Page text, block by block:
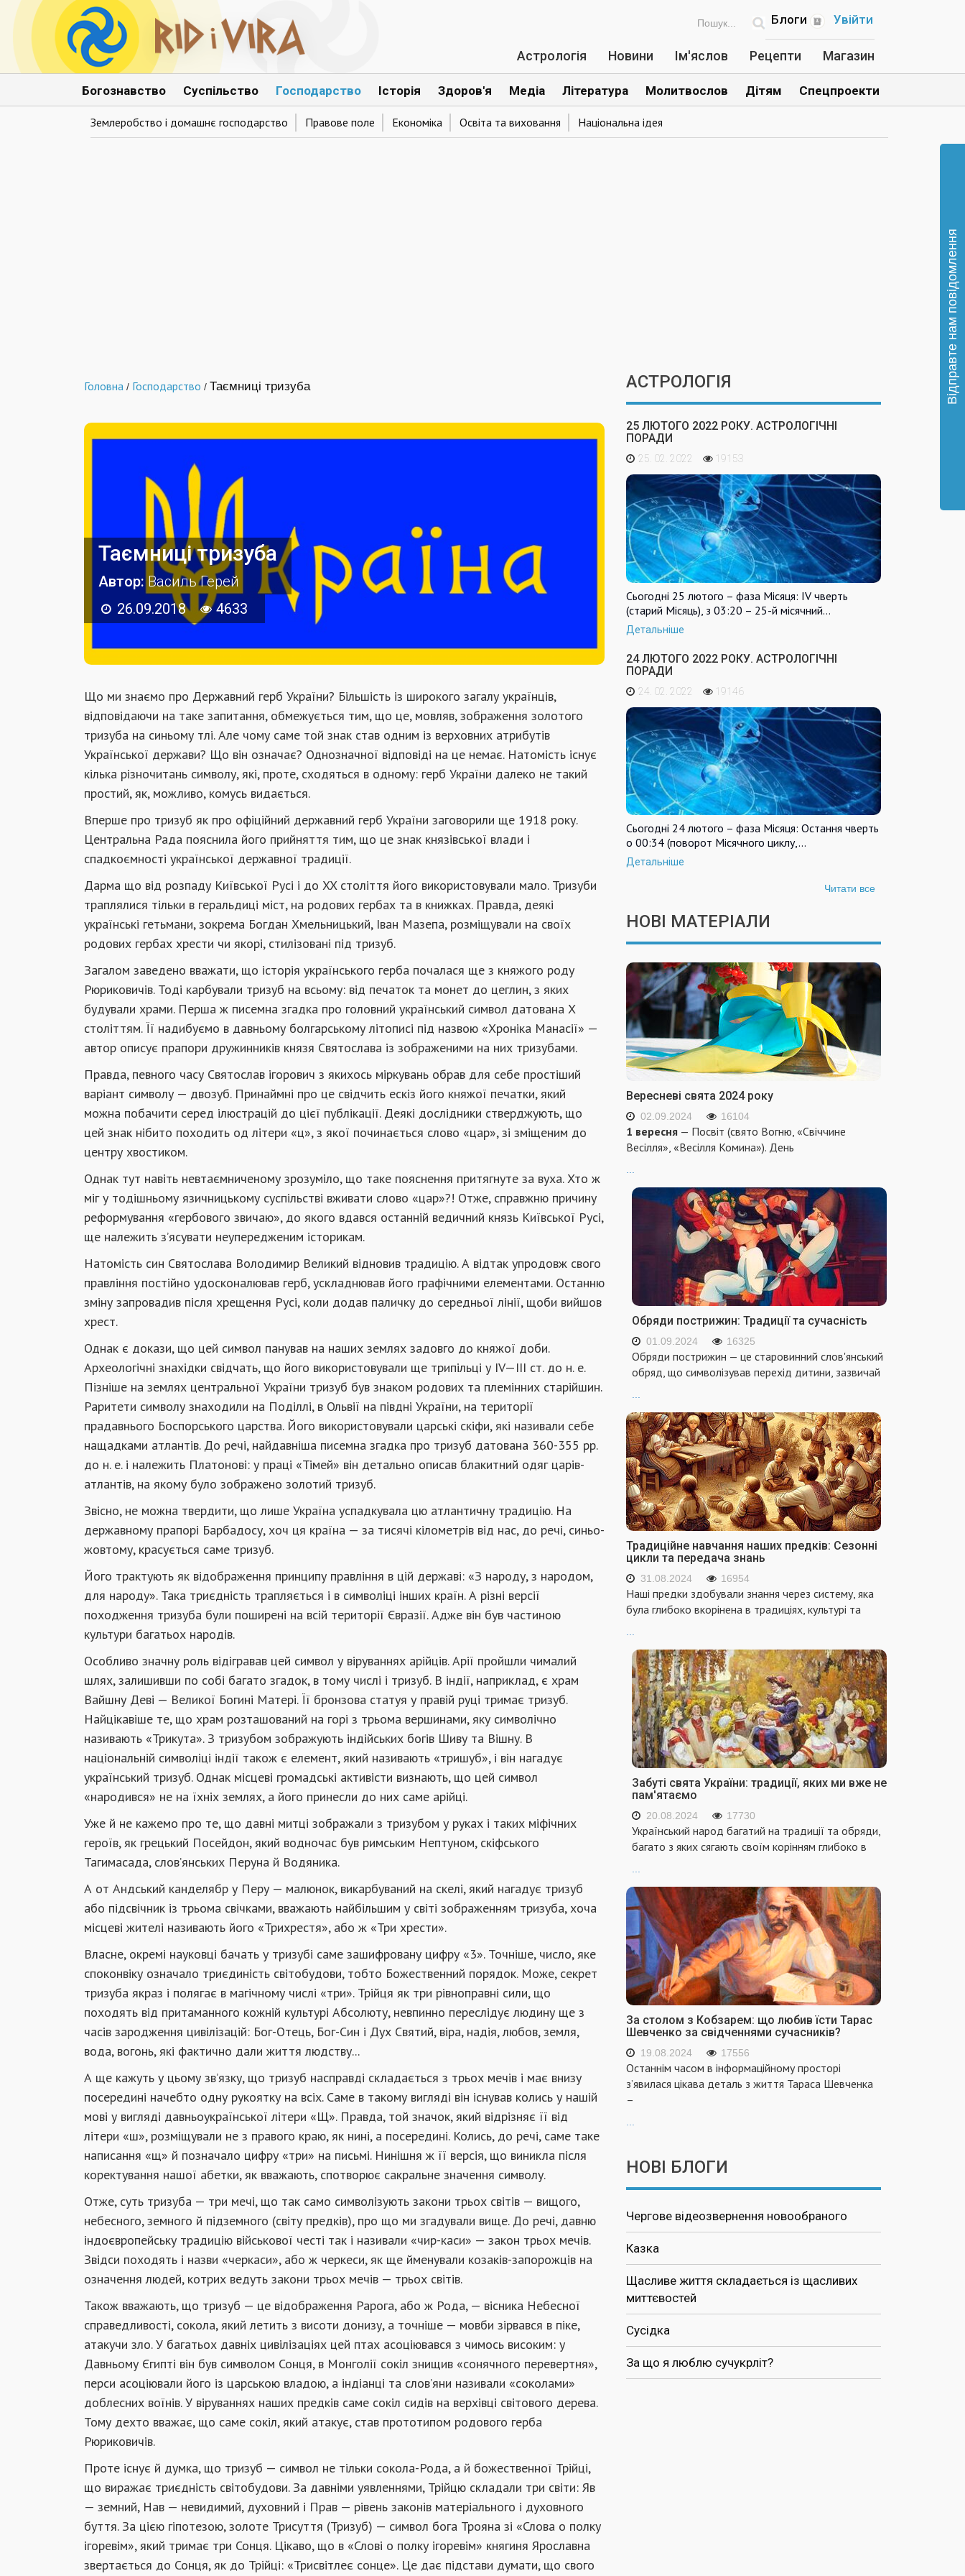
Увійти
Блоги
Астрологія Новини Ім'яслов Рецепти Магазин
Богознавство Суспільство Господарство
Землеробство і домашнє господарство Правове поле Економіка Освіта та виховання Національна ідея
Історія Здоров'я Медіа Література Молитвослов Дітям Спецпроекти
Головна / Господарство / Таємниці тризуба
Таємниці тризуба
Автор: Василь Герей
26.09.2018
4633
Що ми знаємо про Державний герб України? Більшість із широкого загалу українців,
відповідаючи на таке запитання, обмежується тим, що це, мовляв, зображення золотого
тризуба на синьому тлі. Але чому саме той знак став одним із верховних атрибутів
Української держави? Що він означає? Однозначної відповіді на це немає. Натомість існує
кілька різночитань символу, які, проте, сходяться в одному: герб України далеко не такий
простий, як, можливо, комусь видається.
Вперше про тризуб як про офіційний державний герб України заговорили ще 1918 року.
Центральна Рада пояснила його прийняття тим, що це знак князівської влади і
спадкоємності української державної традиції.
Дарма що від розпаду Київської Русі і до XX століття його використовували мало. Тризуби
траплялися тільки в геральдиці міст, на родових гербах та в книжках. Правда, деякі
українські гетьмани, зокрема Богдан Хмельницький, Іван Мазепа, розміщували на своїх
родових гербах хрести чи якорі, стилізовані під тризуб.
Загалом заведено вважати, що історія українського герба почалася ще з княжого роду
Рюриковичів. Тоді карбували тризуб на всьому: від печаток та монет до цеглин, з яких
будували храми. Перша ж писемна згадка про головний український символ датована X
століттям. Її надибуємо в давньому болгарському літописі під назвою «Хроніка Манасії» —
автор описує прапори дружинників князя Святослава із зображеними на них тризубами.
Правда, певного часу Святослав ігорович з якихось міркувань обрав для себе простіший
варіант символу — двозуб. Принаймні про це свідчить ескіз його княжої печатки, який
можна побачити серед ілюстрацій до цієї публікації. Деякі дослідники стверджують, що
цей знак нібито походить од літери «ц», з якої починається слово «цар», зі зміщеним до
центру хвостиком.
Однак тут навіть невтаємниченому зрозуміло, що таке пояснення притягнуте за вуха. Хто ж
міг у тодішньому язичницькому суспільстві вживати слово «цар»?! Отже, справжню причину
реформування «гербового звичаю», до якого вдався останній ведичний князь Київської Русі,
ще належить з’ясувати неупередженим історикам.
Натомість син Святослава Володимир Великий відновив традицію. А відтак упродовж свого
правління постійно удосконалював герб, ускладнював його графічними елементами. Останню
зміну запровадив після хрещення Русі, коли додав паличку до середньої лінії, щоби вийшов
хрест.
Однак є докази, що цей символ панував на наших землях задовго до княжої доби.
Археологічні знахідки свідчать, що його використовували ще трипільці у IV—III ст. до н. е.
Пізніше на землях центральної України тризуб був знаком родових та племінних старійшин.
Раритети символу знаходили на Поділлі, в Ольвії на півдні України, на території
прадавнього Боспорського царства. Його використовували царські скіфи, які називали себе
нащадками атлантів. До речі, найдавніша писемна згадка про тризуб датована 360-355 рр.
до н. е. і належить Платонові: у праці «Тімей» він детально описав блакитний одяг царів-
атлантів, на якому було зображено золотий тризуб.
Звісно, не можна твердити, що лише Україна успадкувала цю атлантичну традицію. На
державному прапорі Барбадосу, хоч ця країна — за тисячі кілометрів від нас, до речі, синьо-
жовтому, красується саме тризуб.
Його трактують як відображення принципу правління в цій державі: «З народу, з народом,
для народу». Така триєдність трапляється і в символіці інших країн. А різні версії
походження тризуба були поширені на всій території Євразії. Адже він був частиною
культури багатьох народів.
Особливо значну роль відігравав цей символ у віруваннях арійців. Арії пройшли чималий
шлях, залишивши по собі багато згадок, в тому числі і тризуб. В індії, наприклад, є храм
Вайшну Деві — Великої Богині Матері. Її бронзова статуя у правій руці тримає тризуб.
Найцікавіше те, що храм розташований на горі з трьома вершинами, яку символічно
називають «Трикута». З тризубом зображують індійських богів Шиву та Вішну. В
національній символіці індії також є елемент, який називають «тришуб», і він нагадує
український тризуб. Однак місцеві громадські активісти визнають, що цей символ
«народився» не на їхніх землях, а його принесли до них саме арійці.
Уже й не кажемо про те, що давні митці зображали з тризубом у руках і таких міфічних
героїв, як грецький Посейдон, який водночас був римським Нептуном, скіфського
Тагимасада, слов’янських Перуна й Водяника.
А от Андський канделябр у Перу — малюнок, викарбуваний на скелі, який нагадує тризуб
або підсвічник із трьома свічками, вважають найбільшим у світі зображенням тризуба, хоча
місцеві жителі називають його «Трихрестя», або ж «Три хрести».
Власне, окремі науковці бачать у тризубі саме зашифровану цифру «3». Точніше, число, яке
споконвіку означало триєдиність світобудови, тобто Божественний порядок. Може, секрет
тризуба якраз і полягає в магічному числі «три». Трійця як три рівноправні сили, що
походять від притаманного кожній культурі Абсолюту, невпинно переслідує людину ще з
часів зародження цивілізацій: Бог-Отець, Бог-Син і Дух Святий, віра, надія, любов, земля,
вода, вогонь, які фактично дали життя людству...
А ще кажуть у цьому зв’язку, що тризуб насправді складається з трьох мечів і має внизу
посередині начебто одну рукоятку на всіх. Саме в такому вигляді він існував колись у нашій
мові у вигляді давньоукраїнської літери «Щ». Правда, той значок, який відрізняє її від
літери «ш», розміщували не з правого краю, як нині, а посередині. Колись, до речі, саме таке
написання «щ» й позначало цифру «три» на письмі. Нинішня ж її версія, що виникла після
коректування нашої абетки, як вважають, спотворює сакральне значення символу.
Отже, суть тризуба — три мечі, що так само символізують закони трьох світів — вищого,
небесного, земного й підземного (світу предків), про що ми згадували вище. До речі, давню
індоєвропейську традицію військової честі так і називали «чир-каси» — закон трьох мечів.
Звідси походять і назви «черкаси», або ж черкеси, як ще йменували козаків-запорожців на
означення людей, котрих ведуть закони трьох мечів — трьох світів.
Також вважають, що тризуб — це відображення Рарога, або ж Рода, — вісника Небесної
справедливості, сокола, який летить з висоти донизу, а точніше — мовби зірвався в піке,
атакучи зло. У багатьох давніх цивілізаціях цей птах асоціювався з чимось високим: у
Давньому Єгипті він був символом Сонця, в Монголії сокіл знищив «сонячного перевертня»,
перси асоціювали його із царською владою, а індіанці та слов’яни називали «соколами»
доблесних воїнів. У віруваннях наших предків саме сокіл сидів на верхівці світового дерева.
Тому дехто вважає, що саме сокіл, який атакує, став прототипом родового герба
Рюриковичів.
Проте існує й думка, що тризуб — символ не тільки сокола-Рода, а й божественної Трійці,
що виражає триєдність світобудови. За давніми уявленнями, Трійцю складали три світи: Яв
— земний, Нав — невидимий, духовний і Прав — рівень законів матеріального і духовного
буття. За цією гіпотезою, золоте Трисуття (Тризуб) — символ бога Трояна зі «Слова о полку
ігоревім», який тримає три Сонця. Цікаво, що в «Слові о полку ігоревім» княгиня Ярославна
звертається до Сонця, як до Трійці: «Трисвітлеє сонце». Це дає підстави думати, що свого
АСТРОЛОГІЯ
25 ЛЮТОГО 2022 РОКУ. АСТРОЛОГІЧНІ
ПОРАДИ
25. 02. 2022 19153
Сьогодні 25 лютого – фаза Місяця: IV чверть
(старий Місяць), з 03:20 – 25-й місячний…
Детальніше
24 ЛЮТОГО 2022 РОКУ. АСТРОЛОГІЧНІ
ПОРАДИ
24. 02. 2022 19146
Сьогодні 24 лютого – фаза Місяця: Остання чверть
о 00:34 (поворот Місячного циклу,…
Детальніше
Читати все
НОВІ МАТЕРІАЛИ
Вересневі свята 2024 року
02.09.2024 16104
1 вересня — Посвіт (свято Вогню, «Свіччине
Весілля», «Весілля Комина»). День
...
Обряди пострижин: Традиції та сучасність
01.09.2024 16325
Обряди пострижин — це старовинний слов'янський
обряд, що символізував перехід дитини, зазвичай
...
Традиційне навчання наших предків: Сезонні
цикли та передача знань
31.08.2024 16954
Наші предки здобували знання через систему, яка
була глибоко вкорінена в традиціях, культурі та
...
Забуті свята України: традиції, яких ми вже не
пам'ятаємо
20.08.2024 17730
Український народ багатий на традиції та обряди,
багато з яких сягають своїм корінням глибоко в
...
За столом з Кобзарем: що любив їсти Тарас
Шевченко за свідченнями сучасників?
19.08.2024 17556
Останнім часом в інформаційному просторі
з’явилася цікава деталь з життя Тараса Шевченка
–
...
НОВІ БЛОГИ
Чергове відеозвернення новообраного
Казка
Щасливе життя складається із щасливих
миттєвостей
Сусідка
За що я люблю сучукрліт?
Відправте нам повідомлення